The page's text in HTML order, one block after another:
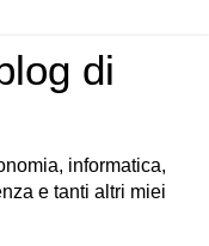
di
informatica,
e tanti altri miei